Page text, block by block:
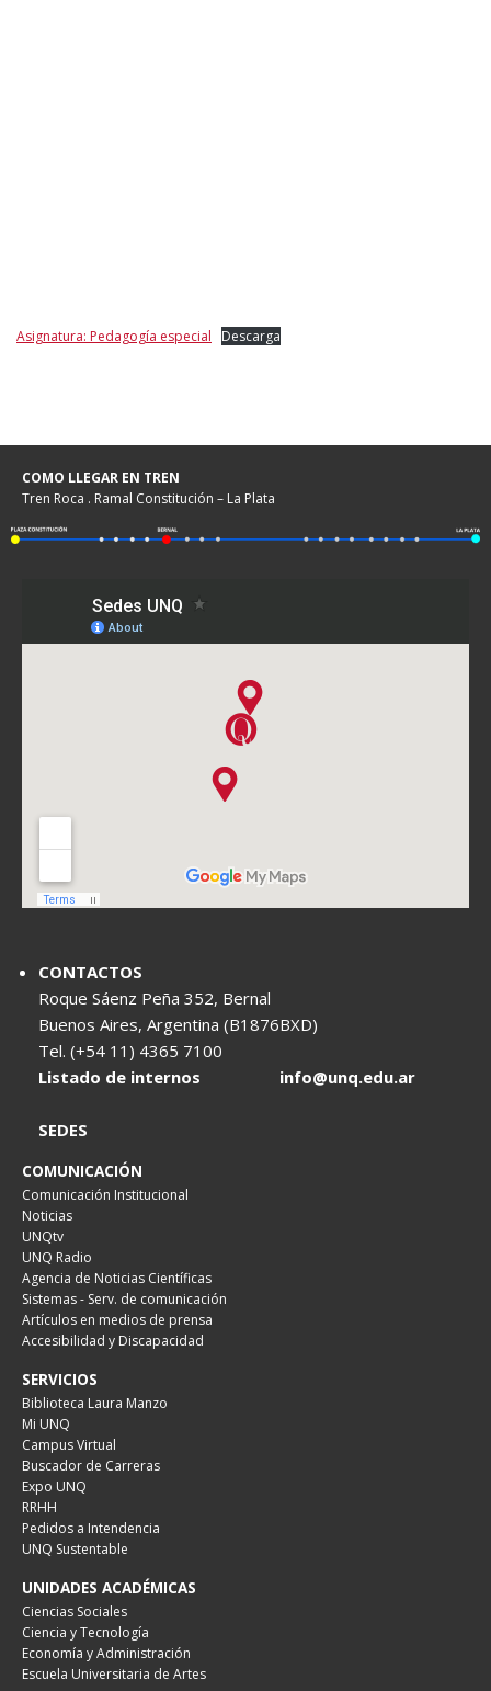
Asignatura: Pedagogía especial Descarga
COMO LLEGAR EN TREN
Tren Roca . Ramal Constitución – La Plata
CONTACTOS
Roque Sáenz Peña 352, Bernal
Buenos Aires, Argentina (B1876BXD)
Tel. (+54 11) 4365 7100
Listado de internos
info@unq.edu.ar
SEDES
COMUNICACIÓN
Comunicación Institucional
Noticias
UNQtv
UNQ Radio
Agencia de Noticias Científicas
Sistemas - Serv. de comunicación
Artículos en medios de prensa
Accesibilidad y Discapacidad
SERVICIOS
Biblioteca Laura Manzo
Mi UNQ
Campus Virtual
Buscador de Carreras
Expo UNQ
RRHH
Pedidos a Intendencia
UNQ Sustentable
UNIDADES ACADÉMICAS
Ciencias Sociales
Ciencia y Tecnología
Economía y Administración
Escuela Universitaria de Artes